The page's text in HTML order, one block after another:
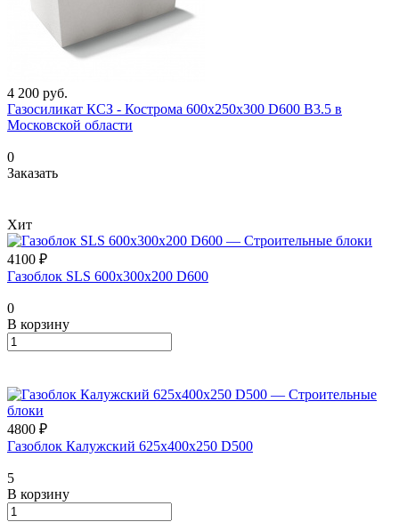
4 200 руб.
Газосиликат КСЗ - Кострома 600х250х300 D600 В3.5 в
Московской области
0
Заказать
Хит
4100 ₽
Газоблок SLS 600х300х200 D600
0
В корзину
4800 ₽
Газоблок Калужский 625х400х250 D500
5
В корзину